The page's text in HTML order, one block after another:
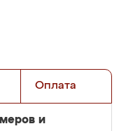
Оплата
и